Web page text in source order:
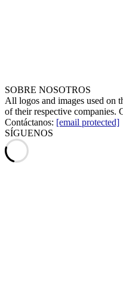
SOBRE NOSOTROS
All logos and images used on
of their respective companies.
Contáctanos: [email protected]
SÍGUENOS